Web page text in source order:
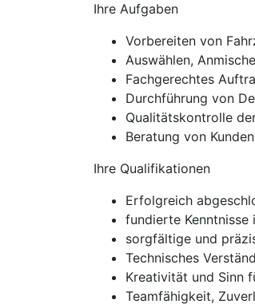
Ihre Aufgaben
Vorbereiten von
Auswählen,
Fachgerechtes
Durchführung von
Qualitätskontrolle
Beratung von
Ihre Qualifikationen
Erfolgreich
fundierte Kenntnisse
sorgfältige und
Technisches
Kreativität und Sinn
Teamfähigkeit,